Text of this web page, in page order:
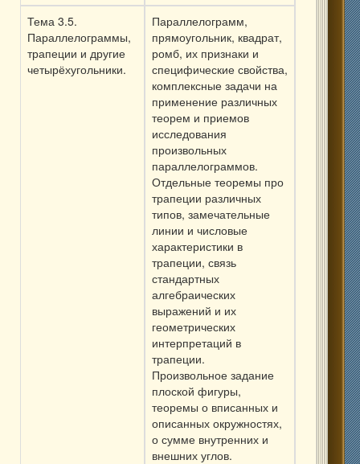
Тема 3.5.
Параллелограммы,
трапеции и другие
четырёхугольники.
Параллелограмм,
прямоугольник, квадрат,
ромб, их признаки и
специфические свойства,
комплексные задачи на
применение различных
теорем и приемов
исследования
произвольных
параллелограммов.
Отдельные теоремы про
трапеции различных
типов, замечательные
линии и числовые
характеристики в
трапеции, связь
стандартных
алгебраических
выражений и их
геометрических
интерпретаций в
трапеции.
Произвольное задание
плоской фигуры,
теоремы о вписанных и
описанных окружностях,
о сумме внутренних и
внешних углов.